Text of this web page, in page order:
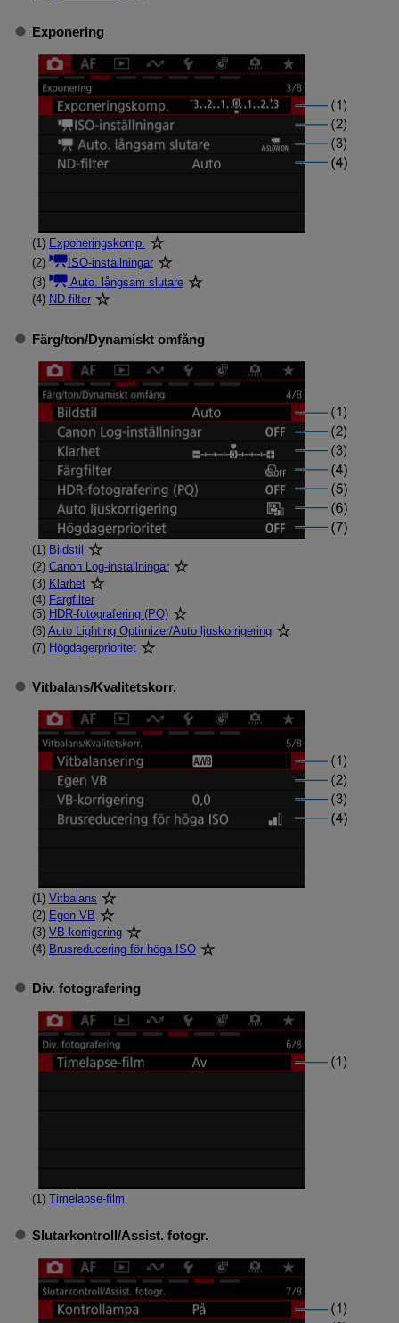
Exponering
(1) Exponeringskomp.
(2)
ISO-inställningar
(3)
Auto. långsam slutare
(4) ND-filter
Färg/ton/Dynamiskt omfång
(1) Bildstil
(2) Canon Log-inställningar
(3) Klarhet
(4) Färgfilter
(5) HDR-fotografering (PQ)
(6) Auto Lighting Optimizer/Auto ljuskorrigering
(7) Högdagerprioritet
Vitbalans/Kvalitetskorr.
(1) Vitbalans
(2) Egen VB
(3) VB-korrigering
(4) Brusreducering för höga ISO
Div. fotografering
(1) Timelapse-film
Slutarkontroll/Assist. fotogr.